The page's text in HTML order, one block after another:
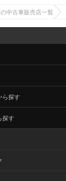
中古車販売店一覧
ら探す
探す